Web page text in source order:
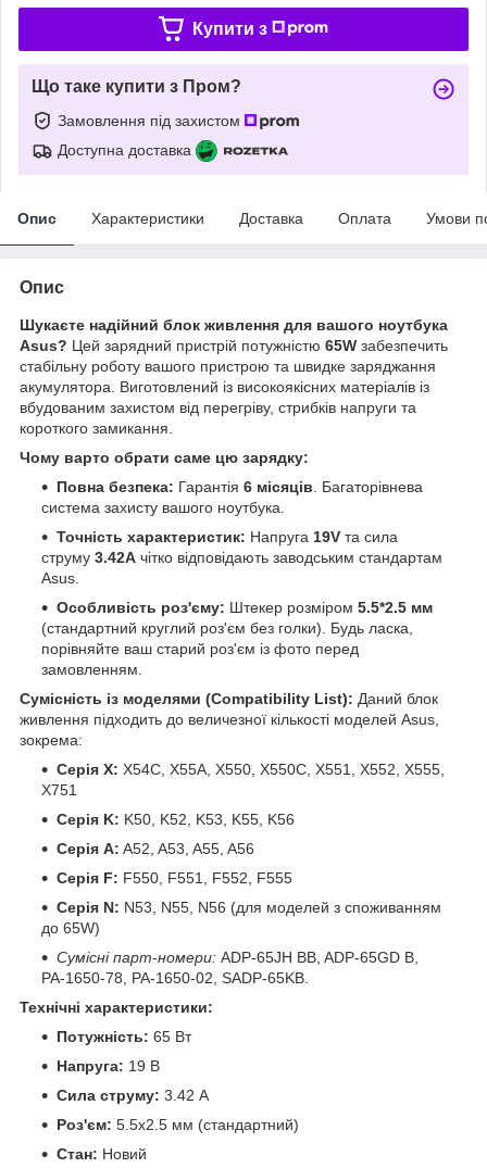
Купити з
Що таке купити з Пром?
Замовлення під захистом
Доступна доставка
Опис Характеристики Доставка Оплата Умови
Опис
Шукаєте надійний блок живлення для вашого ноутбука
Asus? Цей зарядний пристрій потужністю 65W забезпечить
стабільну роботу вашого пристрою та швидке заряджання
акумулятора. Виготовлений із високоякісних матеріалів із
вбудованим захистом від перегріву, стрибків напруги та
короткого замикання.
Чому варто обрати саме цю зарядку:
Повна безпека: Гарантія 6 місяців . Багаторівнева
система захисту вашого ноутбука.
Точність характеристик: Напруга 19V та сила
струму 3.42A чітко відповідають заводським стандартам
Asus.
Особливість роз'єму: Штекер розміром 5.5*2.5 мм
(стандартний круглий роз'єм без голки). Будь ласка,
порівняйте ваш старий роз'єм із фото перед
замовленням.
Сумісність із моделями (Compatibility List): Даний блок
живлення підходить до величезної кількості моделей Asus,
зокрема:
Серія X: X54C, X55A, X550, X550C, X551, X552, X555,
X751
Серія K: K50, K52, K53, K55, K56
Серія A: A52, A53, A55, A56
Серія F: F550, F551, F552, F555
Серія N: N53, N55, N56 (для моделей з споживанням
до 65W)
Сумісні парт-номери: ADP-65JH BB, ADP-65GD B,
PA-1650-78, PA-1650-02, SADP-65KB.
Технічні характеристики:
Потужність: 65 Вт
Напруга: 19 В
Сила струму: 3.42 А
Роз'єм: 5.5x2.5 мм (стандартний)
Стан: Новий